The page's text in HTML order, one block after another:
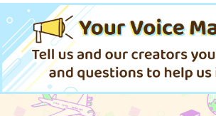
専売 1,257円（税込）
ヘタリア
サンプル
カート
相変わらず
1,320円（税込）
ルートヴィッヒ×ギルベルト